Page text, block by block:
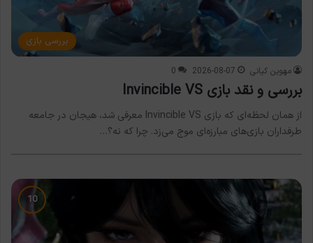
بررسی بازی
مهوین کیانی 2026-08-07
0
بررسی و نقد بازی Invincible VS
از همان لحظه‌ای که بازی Invincible VS معرفی شد، هیجان در جامعه
طرفداران بازی‌های مبارزه‌ای موج می‌زد. چرا که نه؟…